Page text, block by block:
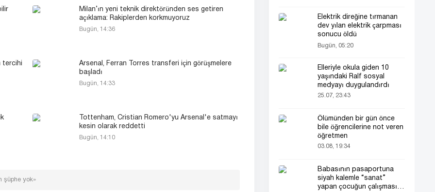
Milan’ın yeni teknik direktöründen ses getiren
açıklama: Rakiplerden korkmuyoruz
Bugün, 14:36
tercihi
Arsenal, Ferran Torres transferi için görüşmelere
başladı
Bugün, 14:33
Tottenham, Cristian Romero'yu Arsenal'e satmayı
kesin olarak reddetti
Bugün, 14:10
şüphe yok»
Elektrik direğine tırmanan
dev yılan elektrik çarpması
sonucu öldü
Bugün, 05:20
Elleriyle okula giden 10
yaşındaki Ralf sosyal
medyayı duygulandırdı
25.07, 23:43
Ölümünden bir gün önce
bile öğrencilerine not veren
öğretmen
03.08, 19:34
Babasının pasaportuna
siyah kalemle “sanat”
yapan çocuğun çalışması